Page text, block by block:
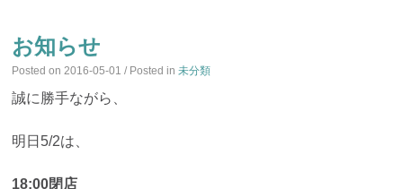
お知らせ
Posted on2016-05-01 / Posted in未分類
誠に勝手ながら、
明日5/2は、
18:00閉店